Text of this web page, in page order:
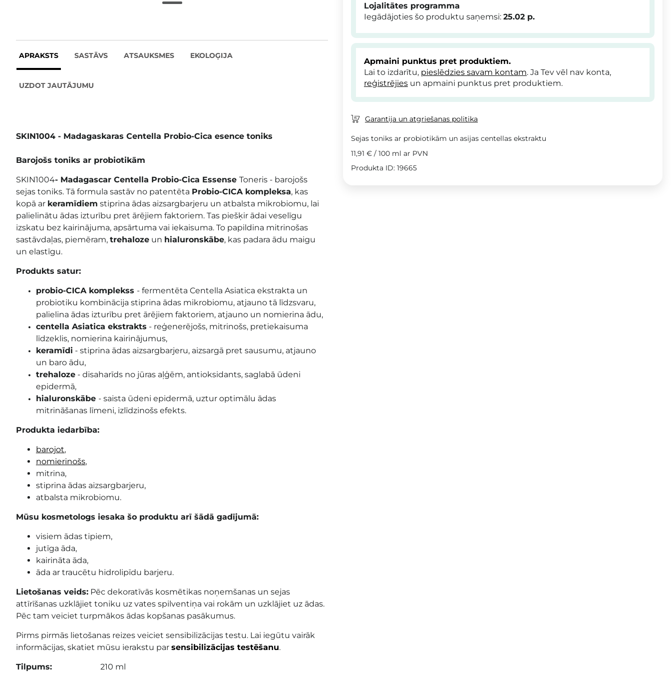
APRAKSTS SASTĀVS ATSAUKSMES EKOLOĢIJA
UZDOT JAUTĀJUMU
SKIN1004 - Madagaskaras Centella Probio-Cica esence toniks
Barojošs toniks ar probiotikām
SKIN1004- Madagascar Centella Probio-Cica Essense Toneris - barojošs
sejas toniks. Tā formula sastāv no patentēta Probio-CICA kompleksa, kas
kopā ar keramīdiem stiprina ādas aizsargbarjeru un atbalsta mikrobiomu, lai
palielinātu ādas izturību pret ārējiem faktoriem. Tas piešķir ādai veselīgu
izskatu bez kairinājuma, apsārtuma vai iekaisuma. To papildina mitrinošas
sastāvdaļas, piemēram, trehaloze un hialuronskābe, kas padara ādu maigu
un elastīgu.
Produkts satur:
probio-CICA komplekss - fermentēta Centella Asiatica ekstrakta un
probiotiku kombinācija stiprina ādas mikrobiomu, atjauno tā līdzsvaru,
palielina ādas izturību pret ārējiem faktoriem, atjauno un nomierina ādu,
centella Asiatica ekstrakts - reģenerējošs, mitrinošs, pretiekaisuma
līdzeklis, nomierina kairinājumus,
keramīdi - stiprina ādas aizsargbarjeru, aizsargā pret sausumu, atjauno
un baro ādu,
trehaloze - disaharīds no jūras aļģēm, antioksidants, saglabā ūdeni
epidermā,
hialuronskābe - saista ūdeni epidermā, uztur optimālu ādas
mitrināšanas līmeni, izlīdzinošs efekts.
Produkta iedarbība:
barojot,
nomierinošs,
mitrina,
stiprina ādas aizsargbarjeru,
atbalsta mikrobiomu.
Mūsu kosmetologs iesaka šo produktu arī šādā gadījumā:
visiem ādas tipiem,
jutīga āda,
kairināta āda,
āda ar traucētu hidrolipīdu barjeru.
Lietošanas veids: Pēc dekoratīvās kosmētikas noņemšanas un sejas
attīrīšanas uzklājiet toniku uz vates spilventiņa vai rokām un uzklājiet uz ādas.
Pēc tam veiciet turpmākos ādas kopšanas pasākumus.
Pirms pirmās lietošanas reizes veiciet sensibilizācijas testu. Lai iegūtu vairāk
informācijas, skatiet mūsu ierakstu par sensibilizācijas testēšanu.
Tilpums:
210 ml
Lojalitātes programma
Iegādājoties šo produktu saņemsi: 25.02 p.
Apmaini punktus pret produktiem.
Lai to izdarītu, pieslēdzies savam kontam. Ja Tev vēl nav konta,
reģistrējies un apmaini punktus pret produktiem.
Garantija un atgriešanas politika
Sejas toniks ar probiotikām un asijas centellas ekstraktu
11,91 € / 100 ml ar PVN
Produkta ID: 19665